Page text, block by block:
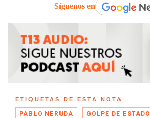
Síguenos en
ETIQUETAS DE ESTA NOTA
PABLO NERUDA GOLPE DE ESTADO